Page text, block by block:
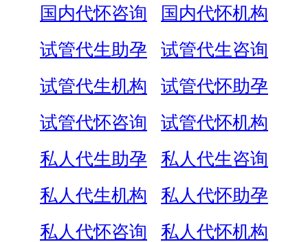
国内代怀咨询
国内代怀机构
试管代生助孕
试管代生咨询
试管代生机构
试管代怀助孕
试管代怀咨询
试管代怀机构
私人代生助孕
私人代生咨询
私人代生机构
私人代怀助孕
私人代怀咨询
私人代怀机构